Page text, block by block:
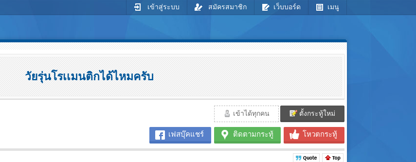
เข้าสู่ระบบ สมัครสมาชิก เว็บบอร์ด เมนู
วัยรุ่นโรเเมนติกได้ไหมครับ
เข้าได้ทุกคน ตั้งกระทู้ใหม่
เฟสบุ๊คแชร์ ติดตามกระทู้ โหวตกระทู้